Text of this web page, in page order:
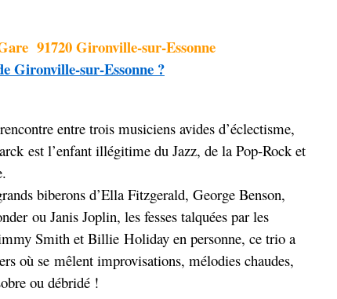
91720 Gironville-sur-Essonne
Gironville-sur-Essonne ?
entre trois musiciens avides d’éclectisme,
est l’enfant illégitime du Jazz, de la Pop-Rock et
biberons d’Ella Fitzgerald, George Benson,
ou Janis Joplin, les fesses talquées par les
Smith et Billie Holiday en personne, ce trio a
où se mêlent improvisations, mélodies chaudes,
ou débridé !